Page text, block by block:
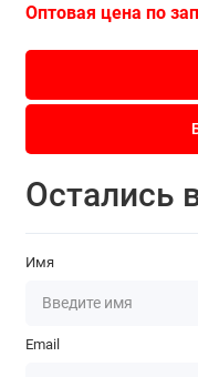
Оптовая цена по
Остались
Имя
Email